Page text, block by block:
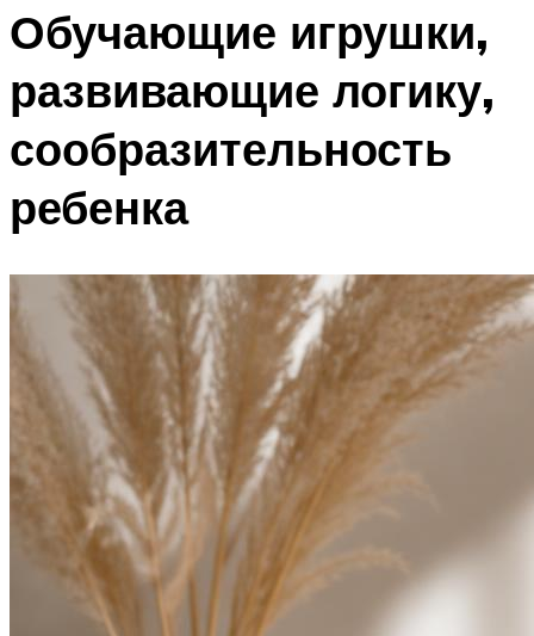
Обучающие игрушки,
развивающие логику,
сообразительность
ребенка